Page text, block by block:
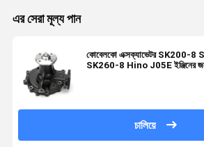
এর সেরা মূল্য পান
কোবেলকো এক্সক্যাভেটর SK200-
SK260-8 Hino J05E ইঞ্জিনের
চালিয়ে